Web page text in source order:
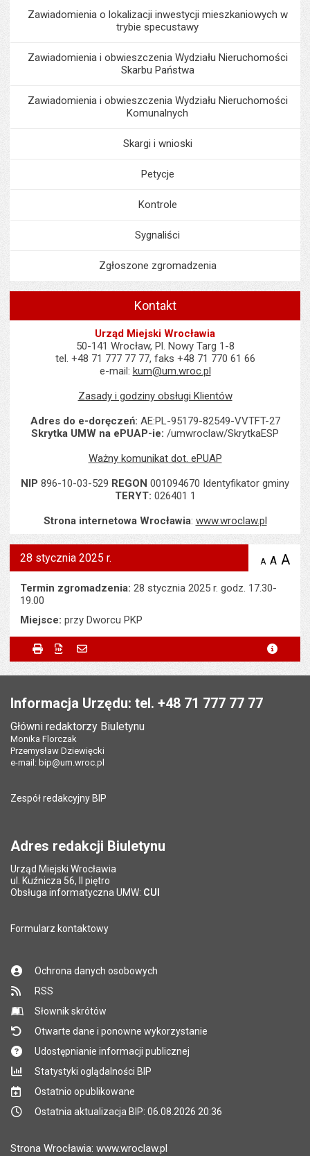
Zawiadomienia o lokalizacji inwestycji mieszkaniowych w
trybie specustawy
Zawiadomienia i obwieszczenia Wydziału Nieruchomości
Skarbu Państwa
Zawiadomienia i obwieszczenia Wydziału Nieruchomości
Komunalnych
Skargi i wnioski
Petycje
Kontrole
Sygnaliści
Zgłoszone zgromadzenia
Kontakt
Urząd Miejski Wrocławia
50-141 Wrocław, Pl. Nowy Targ 1-8
tel. +48 71 777 77 77, faks +48 71 770 61 66
e-mail: kum@um.wroc.pl
Zasady i godziny obsługi Klientów
Adres do e-doręczeń: AE:PL-95179-82549-VVTFT-27
Skrytka UMW na ePUAP-ie: /umwroclaw/SkrytkaESP
Ważny komunikat dot. ePUAP
NIP 896-10-03-529 REGON 001094670 Identyfikator gminy
TERYT: 026401 1
Strona internetowa Wrocławia: www.wroclaw.pl
28 stycznia 2025 r. A zmniejsz
A A
Termin zgromadzenia:28 stycznia 2025 r. godz. 17.30-
19.00
Miejsce: przy Dworcu PKP
Metryczka
Odpowiedzialny za treść:
Liczba wyświetleń:
Powiadom znajomego
Powiadom znajomego
Twoje imię i nazwisko
Twój adres e-mail Pole wymagane
Tytuł e-mailaPole wymagane
*
Adres e-mail znajomego
Pytanie antyspamowe
*
Pole wymagane
Drukuj Zapisz do PDF
Informacja Urzędu: tel. +48 71 777 77 77
Główni redaktorzy Biuletynu
Monika Florczak
Przemysław Dziewięcki
e-mail: bip@um.wroc.pl
Zespół redakcyjny BIP
Adres redakcji Biuletynu
Urząd Miejski Wrocławia
ul. Kuźnicza 56, II piętro
Obsługa informatyczna UMW: CUI
Formularz kontaktowy
Ochrona danych osobowych
RSS
Słownik skrótów
Otwarte dane i ponowne wykorzystanie
Udostępnianie informacji publicznej
Statystyki oglądalności BIP
Ostatnio opublikowane
Ostatnia aktualizacja BIP: 06.08.2026 20:36
Strona Wrocławia: www.wroclaw.pl